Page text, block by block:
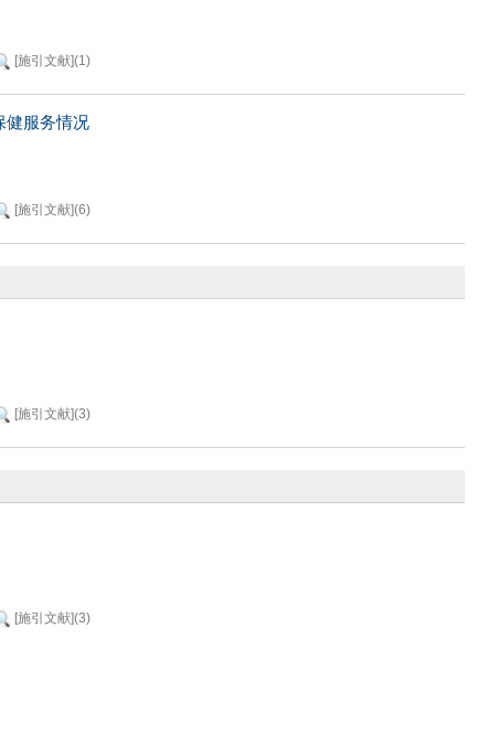
[施引文献](1)
健服务情况
[施引文献](6)
[施引文献](3)
[施引文献](3)